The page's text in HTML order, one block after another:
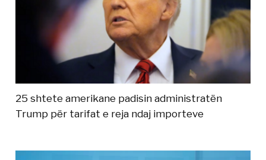
25 shtete amerikane padisin administratën
Trump për tarifat e reja ndaj importeve